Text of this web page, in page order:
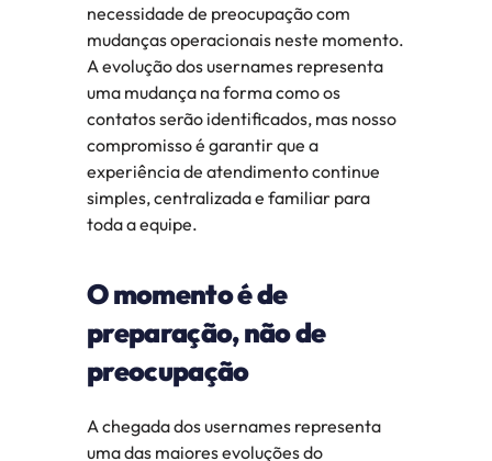
necessidade de preocupação com
mudanças operacionais neste momento.
A evolução dos usernames representa
uma mudança na forma como os
contatos serão identificados, mas nosso
compromisso é garantir que a
experiência de atendimento continue
simples, centralizada e familiar para
toda a equipe.
O momento é de
preparação, não de
preocupação
A chegada dos usernames representa
uma das maiores evoluções do